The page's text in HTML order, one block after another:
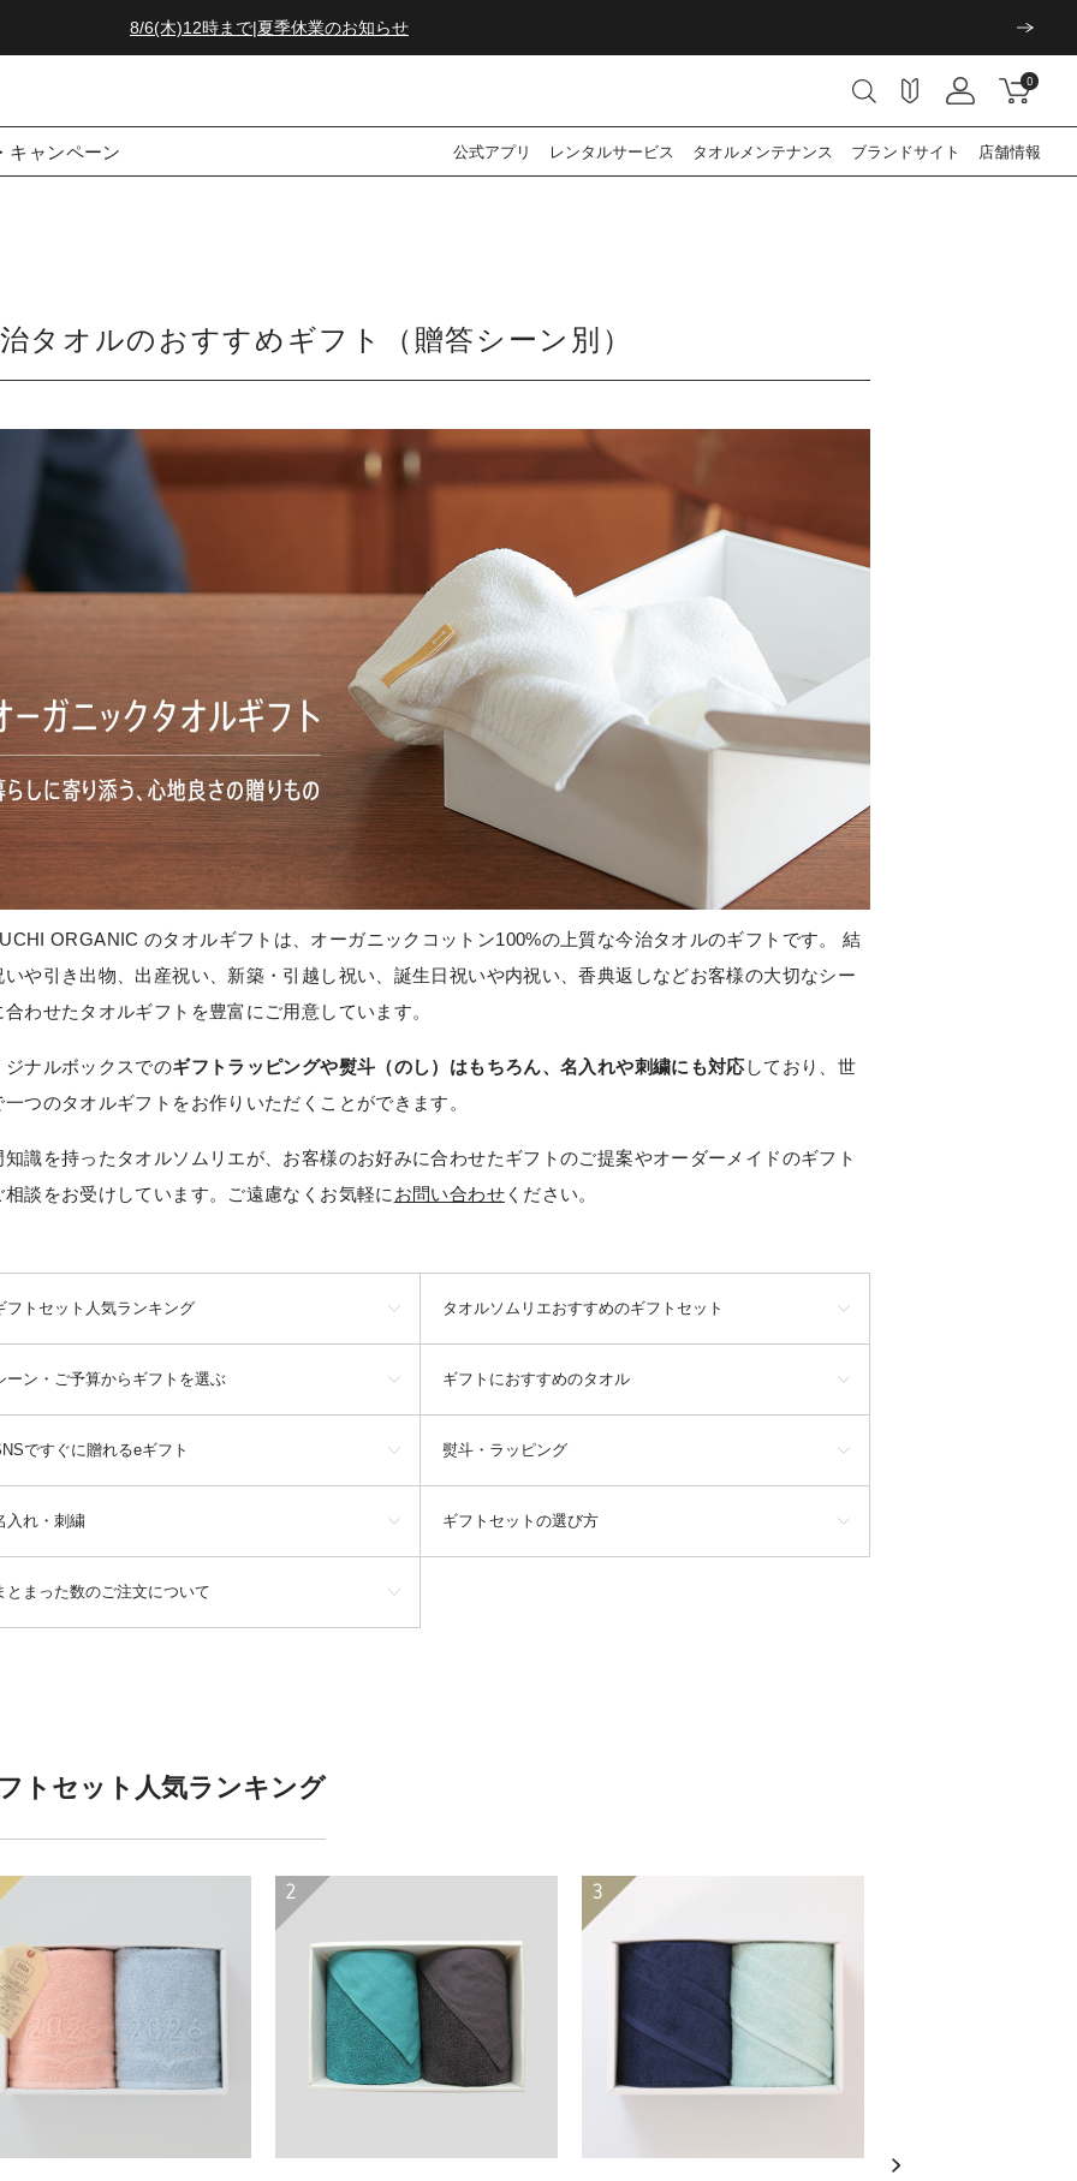
8/6(木)12時まで|夏季休業のお知らせ
0
キャンペーン 公式アプリ レンタルサービス タオル メンテナンス ブランドサイト 店舗情報
タオルのおすすめギフト（贈答シーン別）
ORGANIC のタオルギフトは、オーガニックコットン100%の上質な今治タオルのギフトです。 結
いや引き出物、出産祝い、新築・引越し祝い、誕生日祝いや内祝い、香典返しなどお客様の大切なシー
合わせたタオルギフトを豊富にご用意しています。
ジナルボックスでのギフトラッピングや熨斗（のし）はもちろん、名入れや刺繍にも対応 しており、世
一つのタオルギフトをお作りいただくことができます。
知識を持ったタオルソムリエが、お客様のお好みに合わせたギフトのご提案やオーダーメイドのギフト
相談をお受けしています。ご遠慮なくお気軽に お問い合わせください。
フトセット人気ランキング タオルソムリエおすすめのギフトセット
ーン・ご予算からギフトを選ぶ ギフトにおすすめのタオル
ですぐに贈れるeギフト 熨斗・ラッピング
入れ・刺繍 ギフトセットの選び方
とまった数のご注文について
トセット人気ランキング